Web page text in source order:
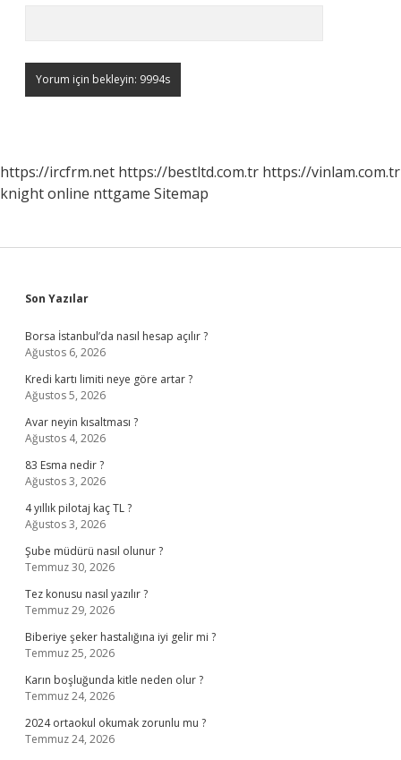
https://ircfrm.net https://bestltd.com.tr https://vinlam.com.tr
knight online nttgame Sitemap
Sidebar
Son Yazılar
Borsa İstanbul’da nasıl hesap açılır ?
Ağustos 6, 2026
Kredi kartı limiti neye göre artar ?
Ağustos 5, 2026
Avar neyin kısaltması ?
Ağustos 4, 2026
83 Esma nedir ?
Ağustos 3, 2026
4 yıllık pilotaj kaç TL ?
Ağustos 3, 2026
Şube müdürü nasıl olunur ?
Temmuz 30, 2026
Tez konusu nasıl yazılır ?
Temmuz 29, 2026
Biberiye şeker hastalığına iyi gelir mi ?
Temmuz 25, 2026
Karın boşluğunda kitle neden olur ?
Temmuz 24, 2026
2024 ortaokul okumak zorunlu mu ?
Temmuz 24, 2026